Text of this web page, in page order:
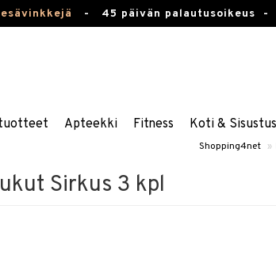
- 45 päivän palautusoikeus -
Apteekki Fitness Koti & Sisustus
Shopping4net »
Sirkus 3 kpl